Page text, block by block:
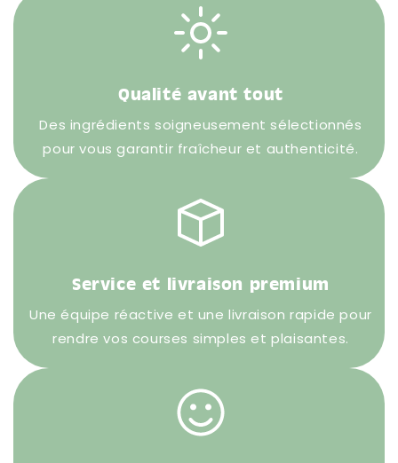
Qualité avant tout
Des ingrédients soigneusement sélectionnés
pour vous garantir fraîcheur et authenticité.
Service et livraison premium
Une équipe réactive et une livraison rapide pour
rendre vos courses simples et plaisantes.